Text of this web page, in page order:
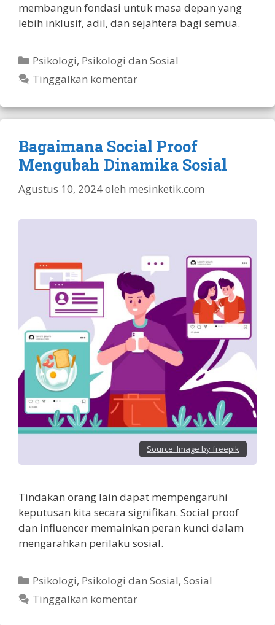
membangun fondasi untuk masa depan yang
lebih inklusif, adil, dan sejahtera bagi semua.
Kategori
Psikologi, Psikologi dan Sosial
Tinggalkan komentar
Bagaimana Social Proof
Mengubah Dinamika Sosial
Agustus 10, 2024oleh mesinketik.com
Source: Image by freepik
Tindakan orang lain dapat mempengaruhi
keputusan kita secara signifikan. Social proof
dan influencer memainkan peran kunci dalam
mengarahkan perilaku sosial.
Kategori
Psikologi, Psikologi dan Sosial,Sosial
Tinggalkan komentar